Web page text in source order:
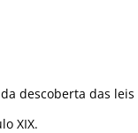
descoberta das
XIX.